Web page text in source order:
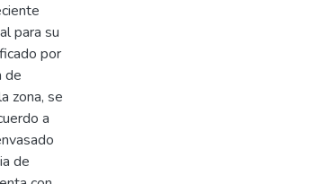
para su
por
de
zona, se
a
de